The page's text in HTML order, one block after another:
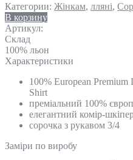
Категории: Жінкам, лляні,
В корзину
Артикул:
Склад
100% льон
Характеристики
100% European
Shirt
преміальний 100%
елегантний комір-
сорочка з рукавом 3/4
Замiри по виробу